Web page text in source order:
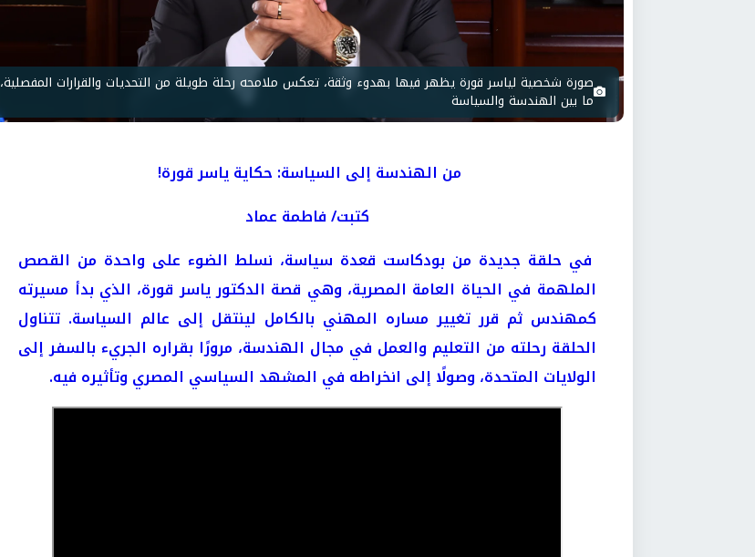
صورة شخصية لياسر قورة يظهر فيها بهدوء وثقة، تعكس ملامحه رحلة طويلة من التحديات والقرارات المفصلية،
ما بين الهندسة والسياسة
من الهندسة إلى السياسة: حكاية ياسر قورة!
كتبت/ فاطمة عماد
في حلقة جديدة من بودكاست قعدة سياسة، نسلط الضوء على واحدة من القصص
الملهمة في الحياة العامة المصرية، وهي قصة الدكتور ياسر قورة، الذي بدأ مسيرته
كمهندس ثم قرر تغيير مساره المهني بالكامل لينتقل إلى عالم السياسة. تتناول
الحلقة رحلته من التعليم والعمل في مجال الهندسة، مرورًا بقراره الجريء بالسفر إلى
الولايات المتحدة، وصولًا إلى انخراطه في المشهد السياسي المصري وتأثيره فيه.